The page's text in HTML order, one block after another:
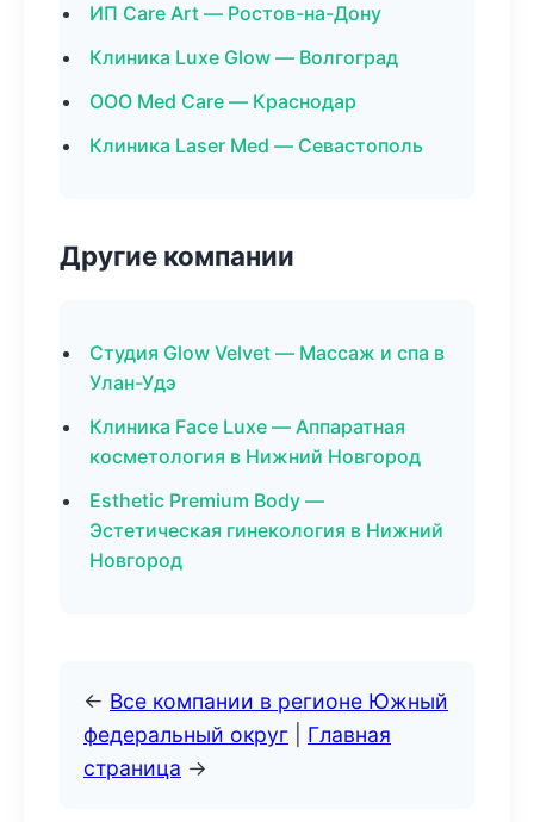
ИП Care Art — Ростов-на-Дону
Клиника Luxe Glow — Волгоград
ООО Med Care — Краснодар
Клиника Laser Med — Севастополь
Другие компании
Студия Glow Velvet — Массаж и спа в
Улан-Удэ
Клиника Face Luxe — Аппаратная
косметология в Нижний Новгород
Esthetic Premium Body —
Эстетическая гинекология в Нижний
Новгород
← Все компании в регионе Южный
федеральный округ
Главная
страница →